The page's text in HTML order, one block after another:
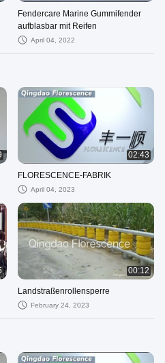
Fendercare Marine Gummifender
aufblasbar mit Reifen
April 04, 2022
02:43
FLORESCENCE-FABRIK
April 04, 2023
00:12
Landstraßenrollensperre
February 24, 2023